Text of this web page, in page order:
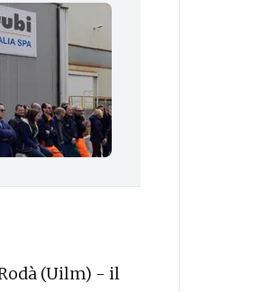
(Uilm) - il